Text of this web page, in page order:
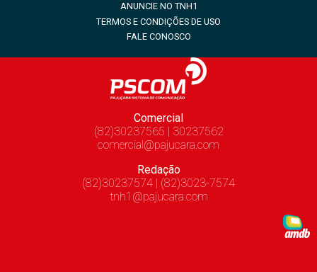
ANUNCIE NO TNH1
TERMOS E CONDIÇÕES DE USO
FALE CONOSCO
Comercial
(82)30237565 | 30237562
comercial@pajucara.com
Redação
(82)30237574 | (82)3023-7574
tnh1@pajucara.com